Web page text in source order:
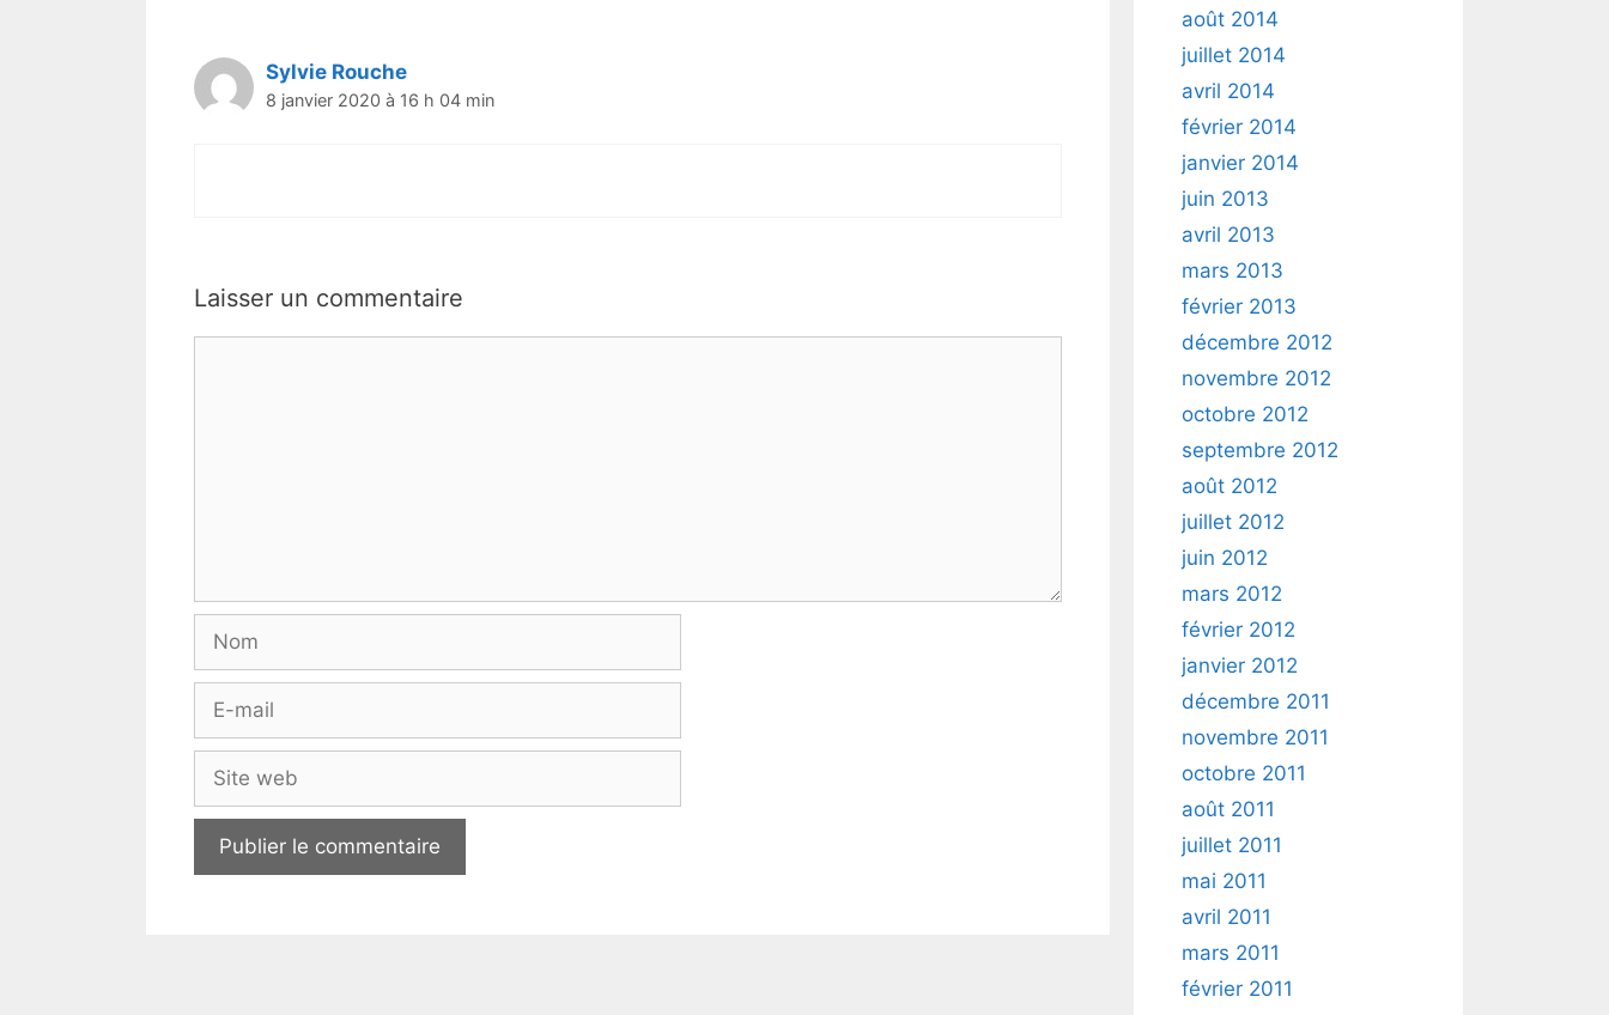
Sylvie Rouche
8 janvier 2020 à 16 h 04 min
Laisser un commentaire
Nom
Site
web
août 2014
juillet 2014
avril 2014
février 2014
janvier 2014
juin 2013
avril 2013
mars 2013
février 2013
décembre 2012
novembre 2012
octobre 2012
septembre 2012
août 2012
juillet 2012
juin 2012
mars 2012
février 2012
janvier 2012
décembre 2011
novembre 2011
octobre 2011
août 2011
juillet 2011
mai 2011
avril 2011
mars 2011
février 2011